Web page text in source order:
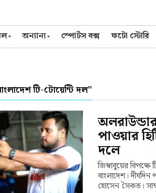
অন্যান্য স্পোর্টস বক্স ফটো স্টোরি
টি-টোয়েন্টি দল"
পাওয়ার
দলে
জিম্বাবুয়ের
বাংলাদেশ।
হোসেন সৈকত।